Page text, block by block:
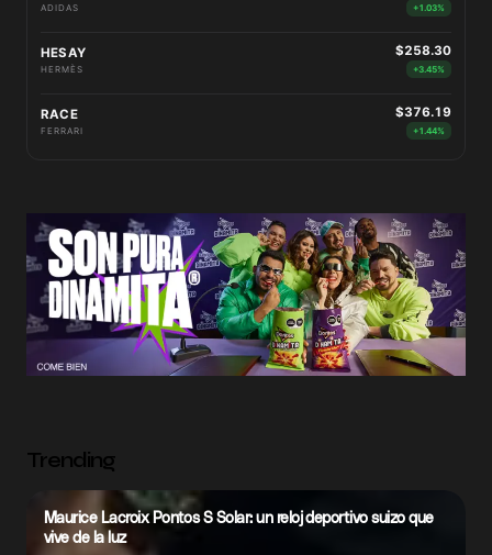
ADIDAS +1.03%
HESAY
HERMÈS
$258.30
+3.45%
RACE
FERRARI
$376.19
+1.44%
Trending
Maurice Lacroix Pontos S Solar: un reloj deportivo suizo que
vive de la luz